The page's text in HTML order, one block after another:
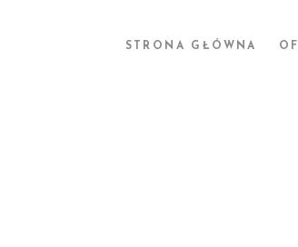
STRONA GŁÓWNA